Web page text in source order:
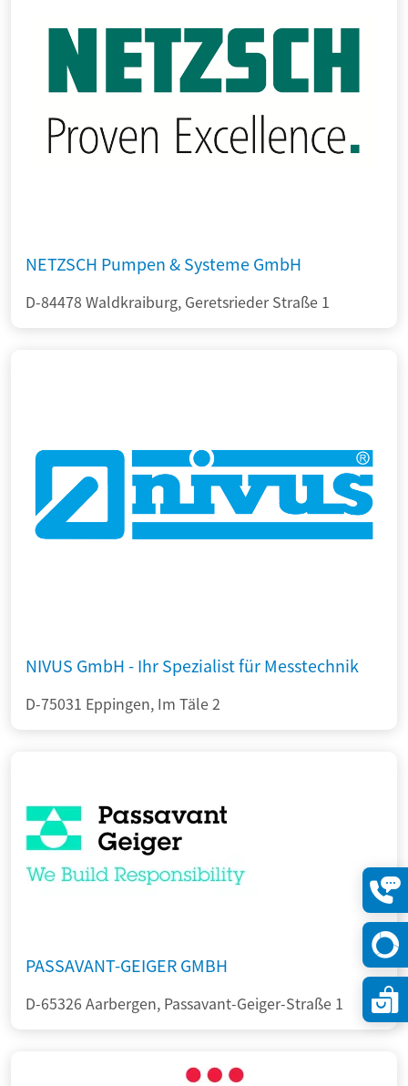
NETZSCH Pumpen & Systeme GmbH
D-84478 Waldkraiburg, Geretsrieder Straße 1
NIVUS GmbH - Ihr Spezialist für Messtechnik
D-75031 Eppingen, Im Täle 2
PASSAVANT-GEIGER GMBH
D-65326 Aarbergen, Passavant-Geiger-Straße 1